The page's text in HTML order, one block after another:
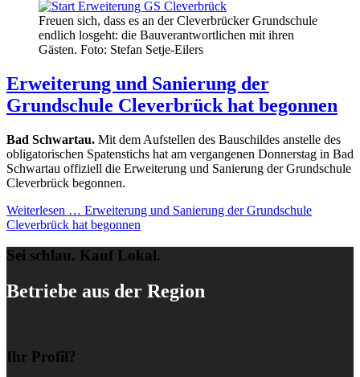
Freuen sich, dass es an der Cleverbrücker Grundschule
endlich losgeht: die Bauverantwortlichen mit ihren
Gästen. Foto: Stefan Setje-Eilers
Erweiterung und Sanierung der
Grundschule Cleverbrück hat begonnen
Bad Schwartau. Mit dem Aufstellen des Bauschildes anstelle des
obligatorischen Spatenstichs hat am vergangenen Donnerstag in Bad
Schwartau offiziell die Erweiterung und Sanierung der Grundschule
Cleverbrück begonnen.
Weiterlesen … Erweiterung und Sanierung der Grundschule
Cleverbrück hat begonnen
Sei schlau. Kauf Lokal.
Betriebe aus der Region
Ihr Profil?